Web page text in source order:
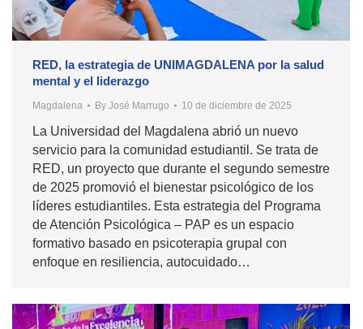
RED, la estrategia de UNIMAGDALENA por la salud
mental y el liderazgo
Magdalena By José Marrugo 10 de diciembre de 2025
La Universidad del Magdalena abrió un nuevo
servicio para la comunidad estudiantil. Se trata de
RED, un proyecto que durante el segundo semestre
de 2025 promovió el bienestar psicológico de los
líderes estudiantiles. Esta estrategia del Programa
de Atención Psicológica – PAP es un espacio
formativo basado en psicoterapia grupal con
enfoque en resiliencia, autocuidado…